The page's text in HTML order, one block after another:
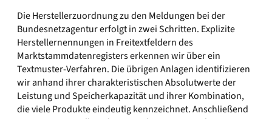
Die Herstellerzuordnung zu den Meldungen bei der
Bundesnetzagentur erfolgt in zwei Schritten. Explizite
Herstellernennungen in Freitextfeldern des
Marktstammdatenregisters erkennen wir über ein
Textmuster-Verfahren. Die übrigen Anlagen identifizieren
wir anhand ihrer charakteristischen Absolutwerte der
Leistung und Speicherkapazität und ihrer Kombination,
die viele Produkte eindeutig kennzeichnet. Anschließend